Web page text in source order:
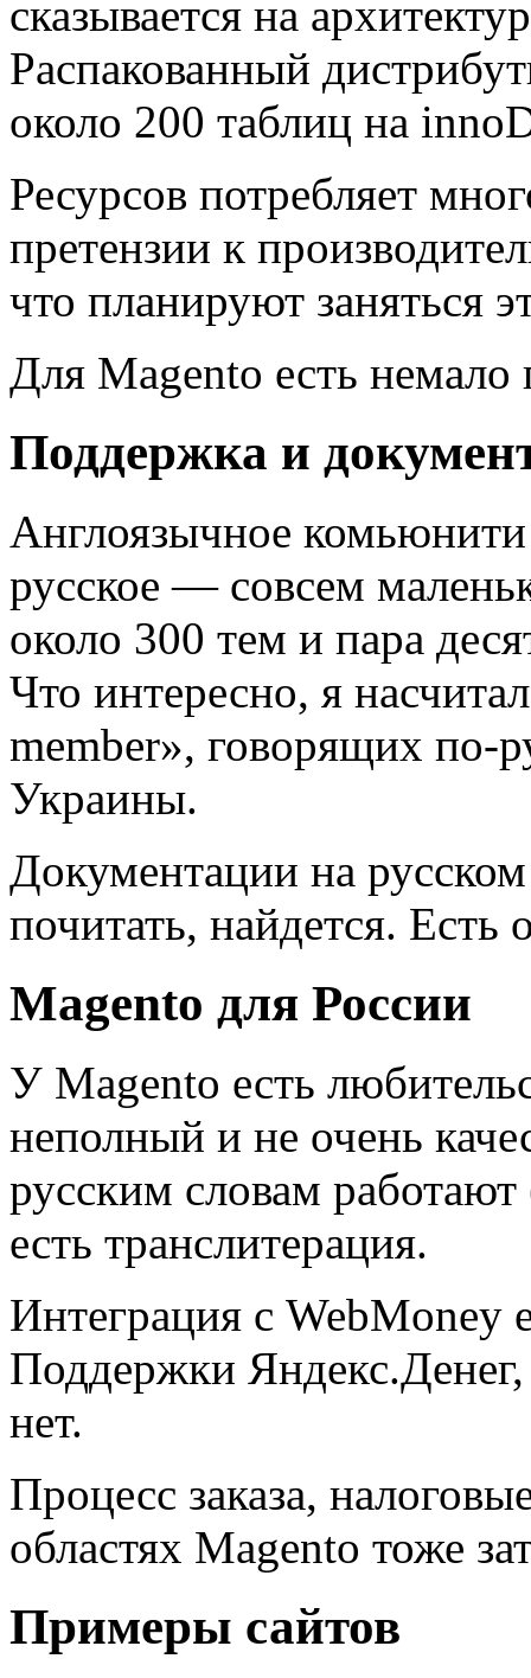
сказывается на
Распакованный
около 200 таблиц на
Ресурсов потребляет
претензии к
что планируют заняться
Для Magento есть
Поддержка и
Англоязычное
русское — совсем
около 300 тем и пара
Что интересно, я
member», говорящих по-
Украины.
Документации на
почитать, найдется.
Magento для России
У Magento есть
неполный и не очень
русским словам
есть транслитерация.
Интеграция с WebMoney
Поддержки
нет.
Процесс заказа,
областях Magento тоже
Примеры сайтов